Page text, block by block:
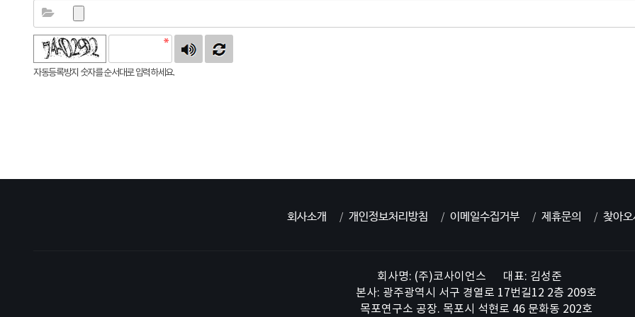
자동등록방지 숫자를 순서대로 입력하세요.
회사소개 개인정보처리방침 이메일수집거부 제휴문의 찾아
회사명: (주)코사이언스
대표: 김성준
본사: 광주광역시 서구 경열로 17번길12 2층 209호
목포연구소 공장. 목포시 석현로 46 문화동 202호